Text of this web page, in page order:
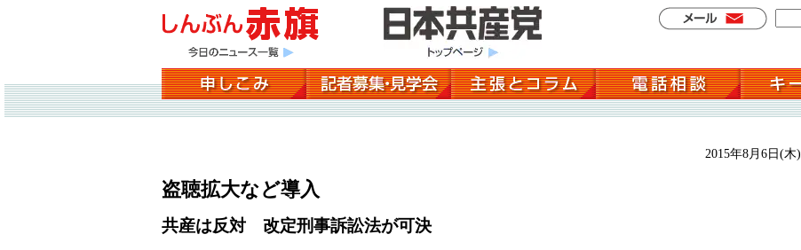
2015年8月6日(木)
盗聴拡大など導入
共産は反対 改定刑事訴訟法が可決